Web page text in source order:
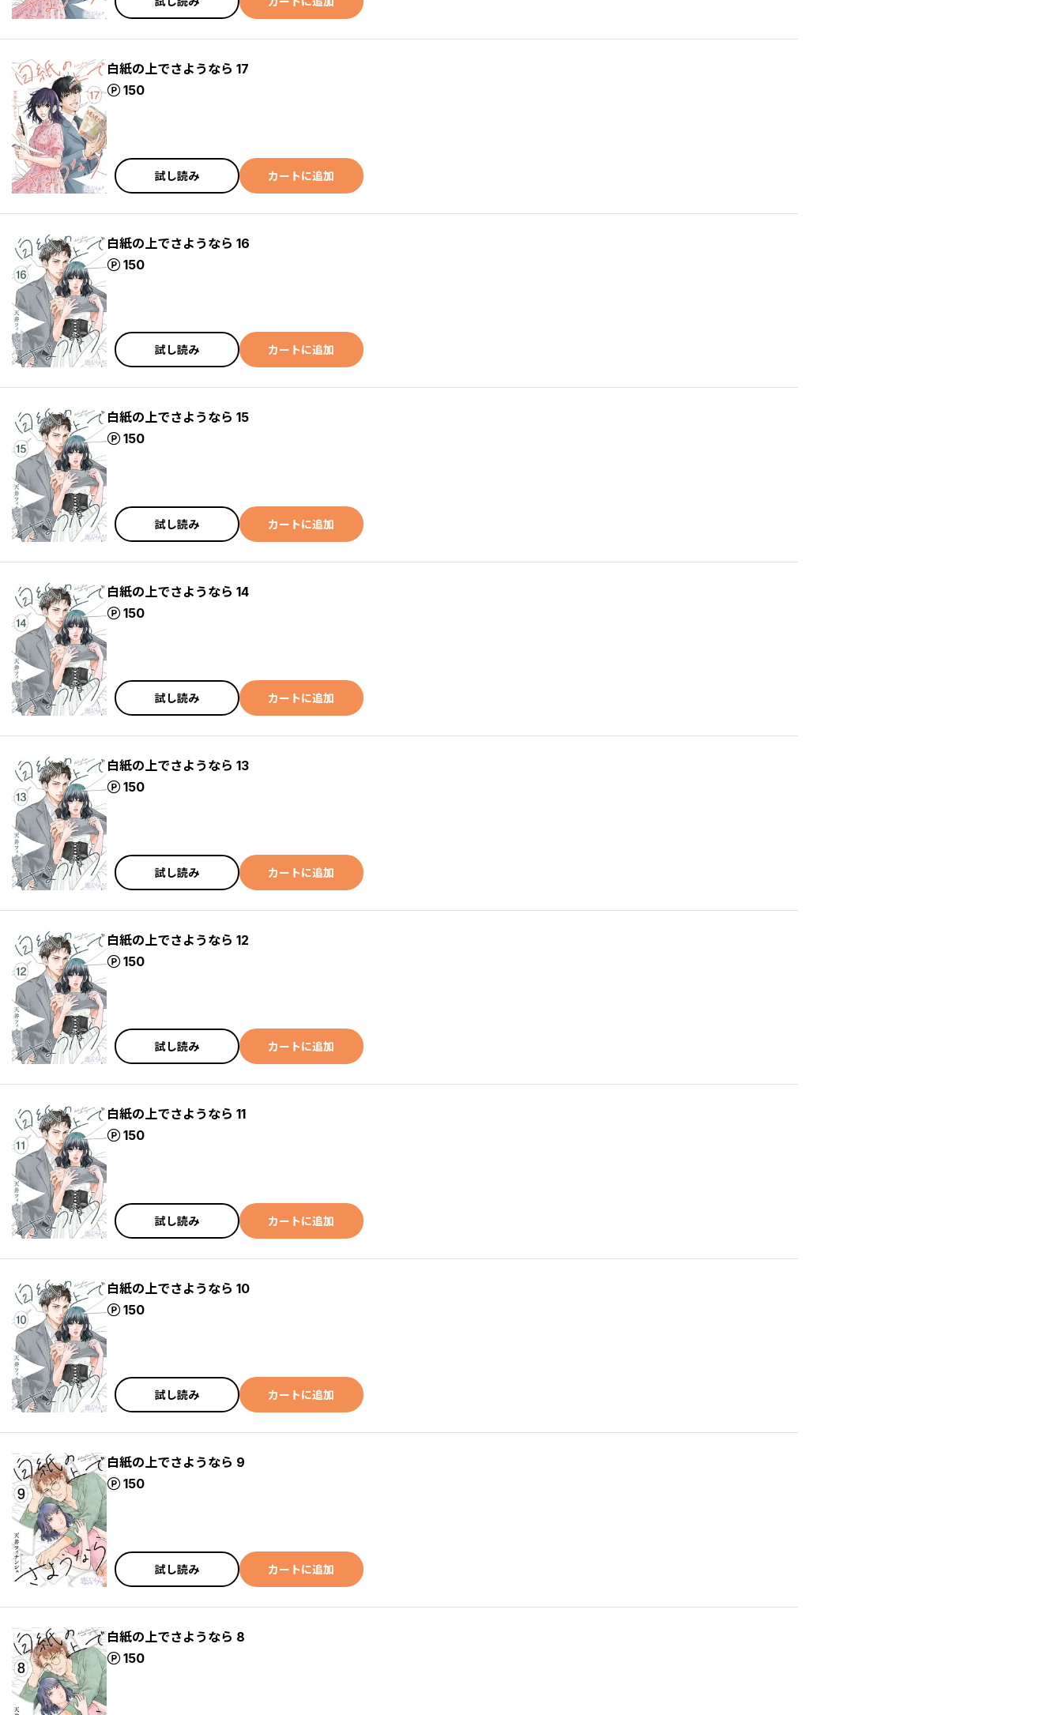
白紙の上でさようなら 17
150
ポイント
試し読み カートに追加
白紙の上でさようなら 16
150
ポイント
試し読み カートに追加
白紙の上でさようなら 15
150
ポイント
試し読み カートに追加
白紙の上でさようなら 14
150
ポイント
試し読み カートに追加
白紙の上でさようなら 13
150
ポイント
試し読み カートに追加
白紙の上でさようなら 12
150
ポイント
試し読み カートに追加
白紙の上でさようなら 11
150
ポイント
試し読み カートに追加
白紙の上でさようなら 10
150
ポイント
試し読み カートに追加
白紙の上でさようなら 9
150
ポイント
試し読み カートに追加
白紙の上でさようなら 8
150
ポイント